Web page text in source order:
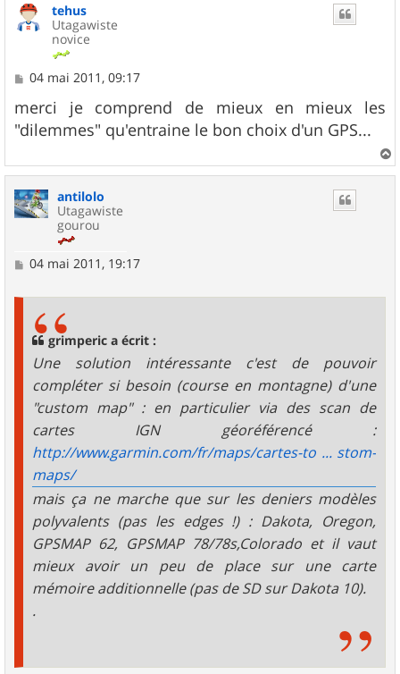
tehus
Utagawiste
novice
M
s
s
a
e
04 mai 2011, 09:17
merci je comprend de mieux en mieux les
"dilemmes" qu'entraine le bon choix d'un GPS...
a
antilolo
Utagawiste
gourou
M
04 mai 2011, 19:17
grimperic a écrit :
Une solution intéressante c'est de pouvoir
compléter si besoin (course en montagne) d'une
"custom map" : en particulier via des scan de
cartes IGN géoréférencé :
http://www.garmin.com/fr/maps/cartes-to ... stom-
maps/
mais ça ne marche que sur les deniers modèles
polyvalents (pas les edges !) : Dakota, Oregon,
GPSMAP 62, GPSMAP 78/78s,Colorado et il vaut
mieux avoir un peu de place sur une carte
mémoire additionnelle (pas de SD sur Dakota 10).
.